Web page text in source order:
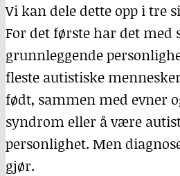
Vi kan dele dette opp i tre
For det første har det med
grunnleggende
fleste autistiske
født, sammen med evner
syndrom eller å være
personlighet. Men
gjør.